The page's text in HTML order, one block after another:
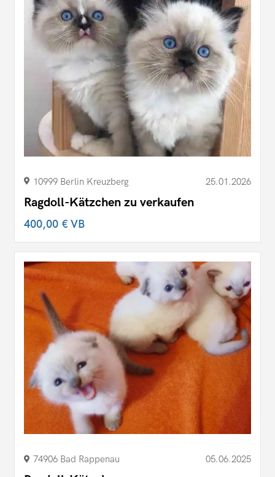
10999 Berlin Kreuzberg 25.01.2026
Ragdoll-Kätzchen zu verkaufen
400,00 €VB
74906 Bad Rappenau 05.06.2025